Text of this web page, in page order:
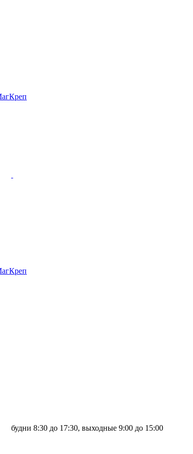
будни 8:30 до 17:30, выходные 9:00 до 15:00